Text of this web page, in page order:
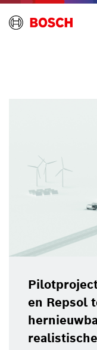
en Repsol